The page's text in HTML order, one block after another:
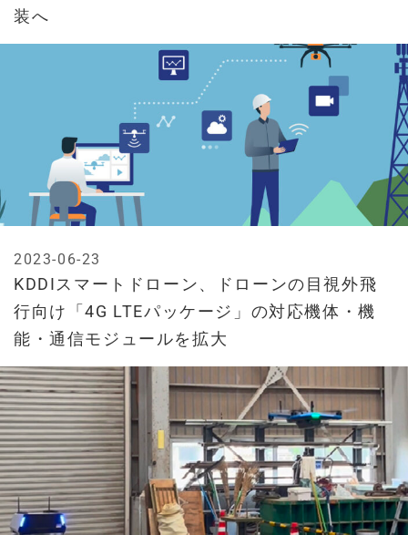
装へ
KDDIスマートドローン、ドローンの目視外飛
行向け「4G LTEパッケージ」の対応機体・機
能・通信モジュールを拡大
2023-06-23